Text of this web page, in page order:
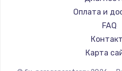
Замена панели
1240 руб.
RED
Оплата и
FAQ
Карта